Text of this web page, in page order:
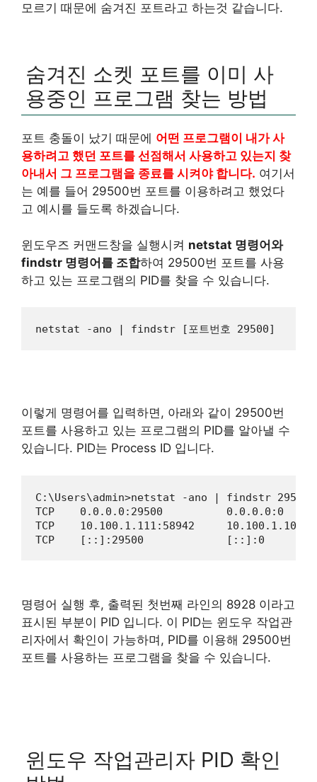
모르기 때문에 숨겨진 포트라고 하는것 같습니다.
숨겨진 소켓 포트를 이미 사
용중인 프로그램 찾는 방법
포트 충돌이 났기 때문에 어떤 프로그램이 내가 사
용하려고 했던 포트를 선점해서 사용하고 있는지 찾
아내서 그 프로그램을 종료를 시켜야 합니다. 여기서
는 예를 들어 29500번 포트를 이용하려고 했었다
고 예시를 들도록 하겠습니다.
윈도우즈 커맨드창을 실행시켜 netstat 명령어와
findstr 명령어를 조합하여 29500번 포트를 사용
하고 있는 프로그램의 PID를 찾을 수 있습니다.
netstat -ano | findstr [포트번호 29500]
이렇게 명령어를 입력하면, 아래와 같이 29500번
포트를 사용하고 있는 프로그램의 PID를 알아낼 수
있습니다. PID는 Process ID 입니다.
C:\Users\admin>netstat -ano | findstr 29500
TCP    0.0.0.0:29500          0.0.0.0:0
TCP    10.100.1.111:58942
TCP    [::]:29500             [::]:0
명령어 실행 후, 출력된 첫번째 라인의 8928 이라고
표시된 부분이 PID 입니다. 이 PID는 윈도우 작업관
리자에서 확인이 가능하며, PID를 이용해 29500번
포트를 사용하는 프로그램을 찾을 수 있습니다.
윈도우 작업관리자 PID 확인